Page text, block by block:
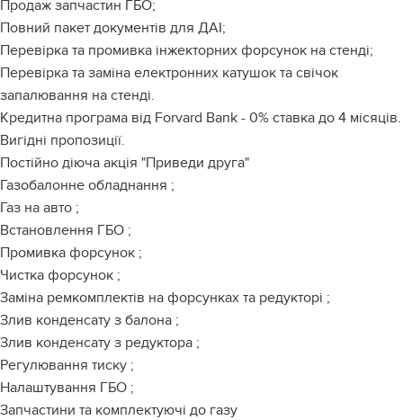
Продаж запчастин ГБО;
Повний пакет документів для ДАІ;
Перевірка та промивка інжекторних форсунок на стенді;
Перевірка та заміна електронних катушок та свічок
запалювання на стенді.
Кредитна програма від Forvard Bank - 0% ставка до 4 місяців.
Вигідні пропозиції.
Постійно діюча акція "Приведи друга"
Газобалонне обладнання ;
Газ на авто ;
Встановлення ГБО ;
Промивка форсунок ;
Чистка форсунок ;
Заміна ремкомплектів на форсунках та редукторі ;
Злив конденсату з балона ;
Злив конденсату з редуктора ;
Регулювання тиску ;
Налаштування ГБО ;
Запчастини та комплектуючі до газу